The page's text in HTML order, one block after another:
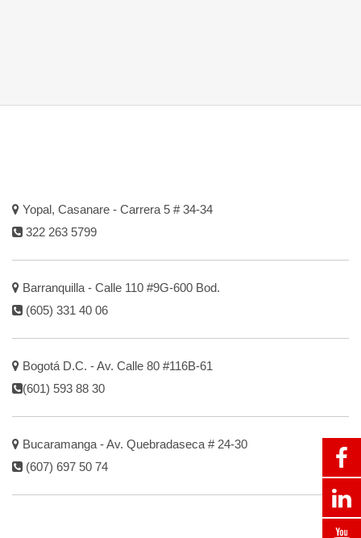
Yopal, Casanare - Carrera 5 # 34-34
322 263 5799
Barranquilla - Calle 110 #9G-600 Bod.
(605) 331 40 06
Bogotá D.C. - Av. Calle 80 #116B-61
(601) 593 88 30
Bucaramanga - Av. Quebradaseca # 24-30
(607) 697 50 74